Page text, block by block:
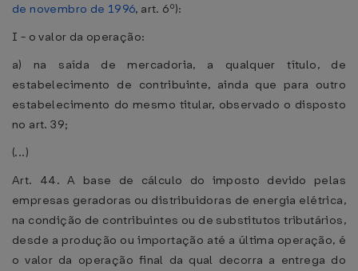
de novembro de 1996, art. 6º):
I - o valor da operação:
a) na saída de mercadoria, a qualquer título, de
estabelecimento de contribuinte, ainda que para outro
estabelecimento do mesmo titular, observado o disposto
no art. 39;
(...)
Art. 44. A base de cálculo do imposto devido pelas
empresas geradoras ou distribuidoras de energia elétrica,
na condição de contribuintes ou de substitutos tributários,
desde a produção ou importação até a última operação, é
o valor da operação final da qual decorra a entrega do